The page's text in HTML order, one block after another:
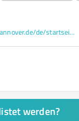
www.gefas-hannover.de/de/startseite/
werden?